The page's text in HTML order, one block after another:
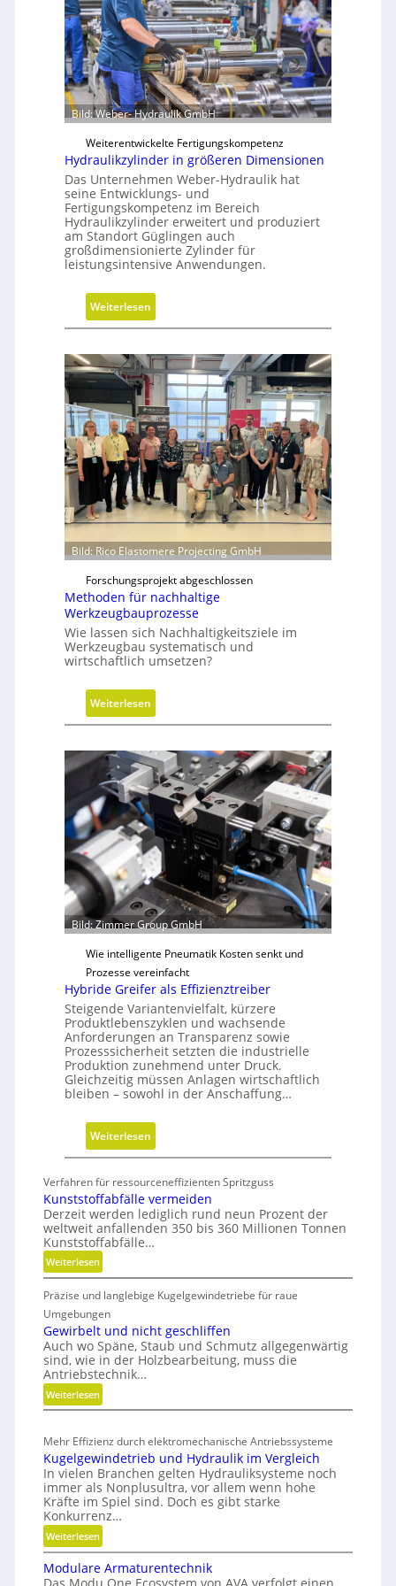
c
h
s
F
r
e
h
e
i
t
s
g
r
d
n
n
l
o
s
e
r
M
O
C
h
e
c
k
Bild: Weber- Hydraulik GmbH
Weiterentwickelte Fertigungskompetenz
Hydraulikzylinder in größeren Dimensionen
Das Unternehmen Weber-Hydraulik hat
seine Entwicklungs- und
Fertigungskompetenz im Bereich
Hydraulikzylinder erweitert und produziert
am Standort Güglingen auch
großdimensionierte Zylinder für
leistungsintensive Anwendungen.
Weiterlesen
H
d
r
u
l
i
k
z
y
l
i
d
e
r
i
n
r
ö
e
r
e
D
i
m
e
n
s
i
o
n
e
n
Bild: Rico Elastomere Projecting GmbH
Forschungsprojekt abgeschlossen
Methoden für nachhaltige
Werkzeugbauprozesse
Wie lassen sich Nachhaltigkeitsziele im
Werkzeugbau systematisch und
wirtschaftlich umsetzen?
Weiterlesen
M
t
h
o
d
e
n
f
ü
r
n
c
h
a
l
t
i
g
e
k
z
e
b
a
p
r
e
s
e
Bild: Zimmer Group GmbH
Wie intelligente Pneumatik Kosten senkt und
Prozesse vereinfacht
Hybride Greifer als Effizienztreiber
Steigende Variantenvielfalt, kürzere
Produktlebenszyklen und wachsende
Anforderungen an Transparenz sowie
Prozesssicherheit setzten die industrielle
Produktion zunehmend unter Druck.
Gleichzeitig müssen Anlagen wirtschaftlich
bleiben – sowohl in der Anschaffung…
Weiterlesen
H
b
r
i
d
G
r
i
f
a
E
ff
i
e
n
Verfahren für ressourceneffizienten Spritzguss
Kunststoffabfälle vermeiden
Derzeit werden lediglich rund neun Prozent der
weltweit anfallenden 350 bis 360 Millionen Tonnen
Kunststoffabfälle…
Weiterlesen:
K
u
n
s
t
s
t
o
f
a
b
f
ä
l
l
e
v
e
Präzise und langlebige Kugelgewindetriebe für raue
Umgebungen
Gewirbelt und nicht geschliffen
Auch wo Späne, Staub und Schmutz allgegenwärtig
sind, wie in der Holzbearbeitung, muss die
Antriebstechnik…
Weiterlesen:
G
w
i
r
b
e
l
t
n
Mehr Effizienz durch elektromechanische Antriebssysteme
Kugelgewindetrieb und Hydraulik im Vergleich
In vielen Branchen gelten Hydrauliksysteme noch
immer als Nonplusultra, vor allem wenn hohe
Kräfte im Spiel sind. Doch es gibt starke
Konkurrenz…
Weiterlesen:
K
u
Modulare Armaturentechnik